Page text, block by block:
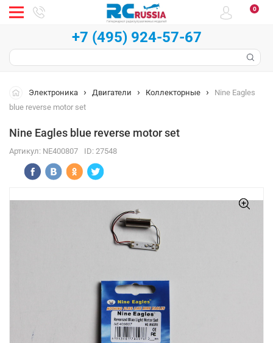
0
+7 (495) 924-57-67
Электроника Двигатели Коллекторные
Nine Eagles
blue reverse motor set
Nine Eagles blue reverse motor set
Артикул: NE400807 ID: 27548